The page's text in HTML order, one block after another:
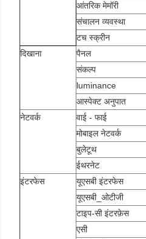
आंतरिक मेमॉरी
संचालन व्यवस्था
टच स्क्रीन
दिखाना
पैनल
संकल्प
luminance
आस्पेक्ट अनुपात
नेटवर्क
वाई - फाई
मोबाइल नेटवर्क
बुलेटूथ
ईथरनेट
इंटरफेस
यूएसबी इंटरफेस
यूएसबी_ओटीजी
टाइप-सी इंटरफ़ेस
एसी